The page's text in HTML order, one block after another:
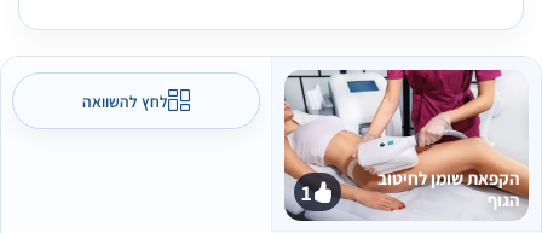
לחץ להשוואה
הקפאת שומן לחיטוב
הגוף
1